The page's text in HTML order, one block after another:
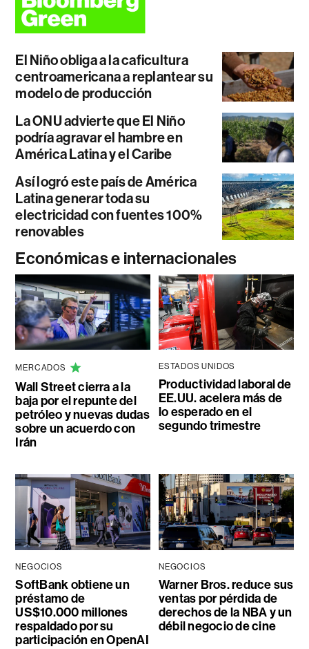
El Niño obliga a la caficultura
centroamericana a replantear su
modelo de producción
La ONU advierte que El Niño
podría agravar el hambre en
América Latina y el Caribe
Así logró este país de América
Latina generar toda su
electricidad con fuentes 100%
renovables
Económicas e internacionales
MERCADOS
Wall Street cierra a la
baja por el repunte del
petróleo y nuevas dudas
sobre un acuerdo con
Irán
ESTADOS UNIDOS
Productividad laboral de
EE.UU. acelera más de
lo esperado en el
segundo trimestre
NEGOCIOS
SoftBank obtiene un
préstamo de
US$10.000 millones
respaldado por su
participación en OpenAI
NEGOCIOS
Warner Bros. reduce sus
ventas por pérdida de
derechos de la NBA y un
débil negocio de cine